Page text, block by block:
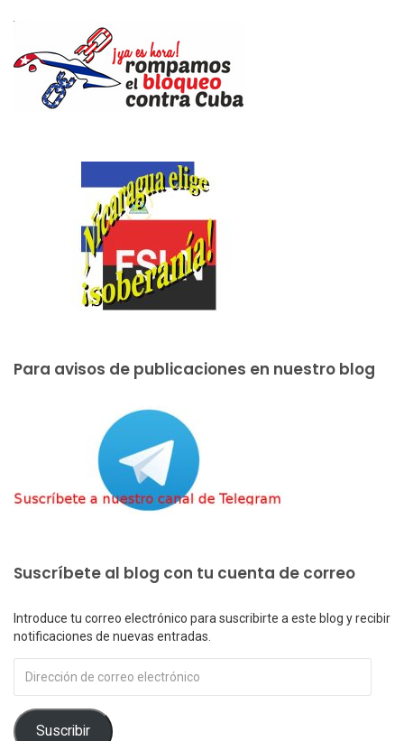
Para avisos de publicaciones en nuestro blog
Suscríbete al blog con tu cuenta de correo
Introduce tu correo electrónico para suscribirte a este blog y recibir
notificaciones de nuevas entradas.
de
correo
electrónico
Suscribir